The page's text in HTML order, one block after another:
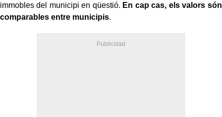
immobles del municipi en qüestió. En cap cas, els valors són
comparables entre municipis.